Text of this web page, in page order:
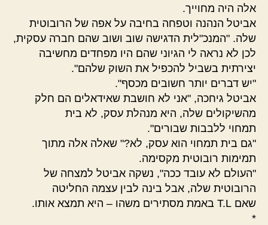
אלה היה מחוייך.
אביטל הנהנה וטפחה בחיבה על אפה של הרובוטית
שלה. "המנכ"לית הדגישה שוב ושוב שהם חברה עסקית,
לכן לא נראה לי הגיוני שהם היו מפחדים מחשיבה
יצירתית בשביל להכפיל את השוק שלהם".
"יש דברים יותר חשובים מכסף".
אביטל גיחכה, "אני לא חושבת שאידאלים הם חלק
מהשיקולים שלה, היא מנהלת עסק, לא בית
תמחוי ללבבות שבורים".
"גם בית תמחוי הוא עסק, לא?" שאלה אלה מתוך
תמימות רובוטית מקסימה.
"העולם לא עובד ככה", נשקה אביטל למצחה של
הרובוטית שלה, אבל בינה לבין עצמה החליטה
שאם T.L באמת מסתירים משהו – היא תמצא אותו.
*